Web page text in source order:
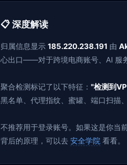
📋 深度解读
归属信息显示 185.220.238.191 由
心出口——对于跨境电商账号、AI 服
聚合检测标记了以下特征： "检测到
黑名单、代理指纹、蜜罐、端口扫描
不推荐用于登录账号。如果这是你当
背后的原理，可以去 安全学院 看看。